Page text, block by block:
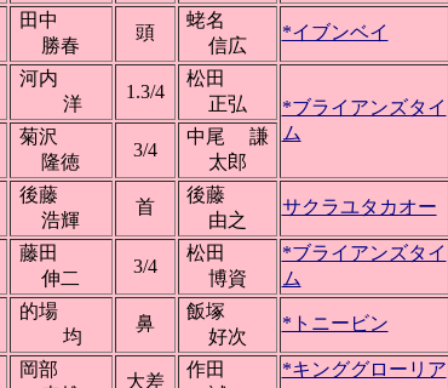
田中
勝春
頭
蛯名
信広
*イブンベイ
河内
洋
1.3/4
松田
正弘
*ブライアンズタイ
ム
菊沢
隆徳
3/4
中尾 謙
太郎
後藤
浩輝
首
後藤
由之
サクラユタカオー
藤田
伸二
3/4
松田
博資
*ブライアンズタイ
ム
的場
均
鼻
飯塚
好次
*トニービン
岡部
大差
作田
*キンググローリア